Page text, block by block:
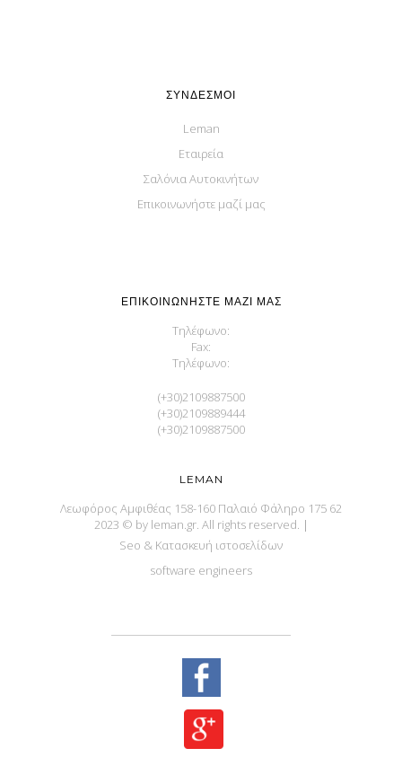
ΣΎΝΔΕΣΜΟΙ
Leman
Εταιρεία
Σαλόνια Αυτοκινήτων
Επικοινωνήστε μαζί μας
ΕΠΙΚΟΙΝΩΝΉΣΤΕ ΜΑΖΊ ΜΑΣ
Τηλέφωνο:
Fax:
Τηλέφωνο:
(+30)2109887500
(+30)2109889444
(+30)2109887500
LEMAN
Λεωφόρος Αμφιθέας 158-160 Παλαιό Φάληρο 175 62
2023 © by leman.gr. All rights reserved. |
Seo & Κατασκευή ιστοσελίδων
software engineers